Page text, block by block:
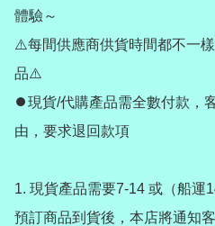
體驗～
⚠️每間供應商供貨時間都不一
品⚠️
⏺️現貨/代購產品需全數付款，
由，要求退回款項
1. 現貨產品需要7-14 或（船運
預訂商品到貨後，本店將通知